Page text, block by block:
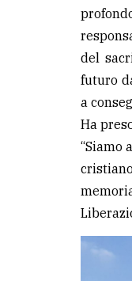
del
futuro
a
Ha
“Siamo